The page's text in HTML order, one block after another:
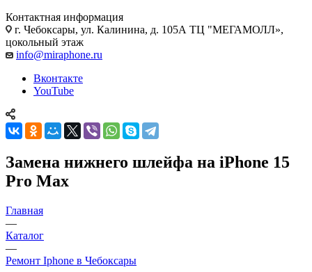
Контактная информация
г. Чебоксары, ул. Калинина, д. 105А ТЦ "МЕГАМОЛЛ»,
цокольный этаж
info@miraphone.ru
Вконтакте
YouTube
Замена нижнего шлейфа на iPhone 15
Pro Max
Главная
—
Каталог
—
Ремонт Iphone в Чебоксары